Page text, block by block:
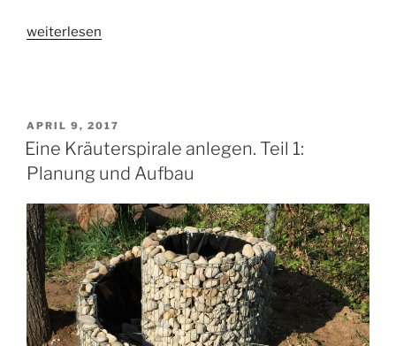
„Eine
einfüllen“
weiterlesen
VERÖFFENTLICHT
AM
APRIL 9, 2017
Eine Kräuterspirale anlegen. Teil 1:
Planung und Aufbau